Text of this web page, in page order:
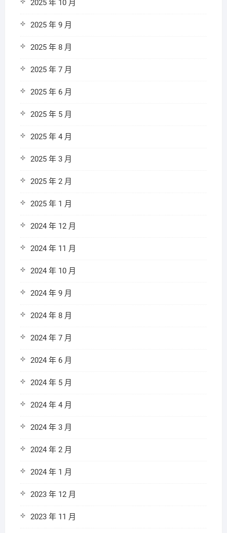
2025 年 10 月
2025 年 9 月
2025 年 8 月
2025 年 7 月
2025 年 6 月
2025 年 5 月
2025 年 4 月
2025 年 3 月
2025 年 2 月
2025 年 1 月
2024 年 12 月
2024 年 11 月
2024 年 10 月
2024 年 9 月
2024 年 8 月
2024 年 7 月
2024 年 6 月
2024 年 5 月
2024 年 4 月
2024 年 3 月
2024 年 2 月
2024 年 1 月
2023 年 12 月
2023 年 11 月